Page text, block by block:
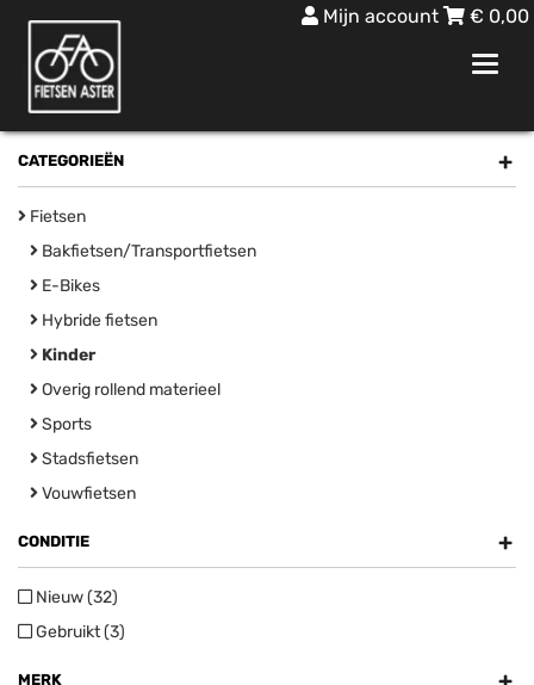
Mijn account € 0,00
CATEGORIEËN +
Fietsen
Bakfietsen/Transportfietsen
E-Bikes
Hybride fietsen
Kinder
Overig rollend materieel
Sports
Stadsfietsen
Vouwfietsen
CONDITIE +
Nieuw (32)
Gebruikt (3)
MERK